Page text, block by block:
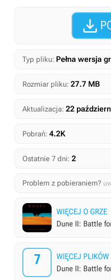

Typ pliku: Pełna wersja
Rozmiar pliku: 27.7 MB
Aktualizacja: 22
Pobrań: 4.2K
Ostatnie 7 dni: 2
Problem z pobieraniem?
WIĘCEJ O GRZE
Dune II: Battle
7
WIĘCEJ PLIKÓW
Dune II: Battle